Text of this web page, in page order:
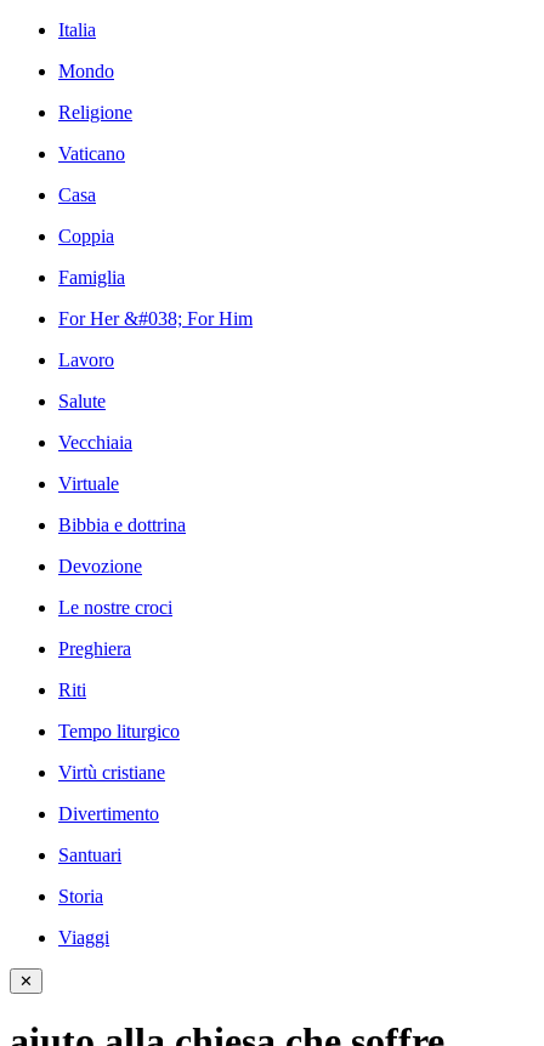
Italia
Mondo
Religione
Vaticano
Casa
Coppia
Famiglia
For Her &#038; For Him
Lavoro
Salute
Vecchiaia
Virtuale
Bibbia e dottrina
Devozione
Le nostre croci
Preghiera
Riti
Tempo liturgico
Virtù cristiane
Divertimento
Santuari
Storia
Viaggi
✕